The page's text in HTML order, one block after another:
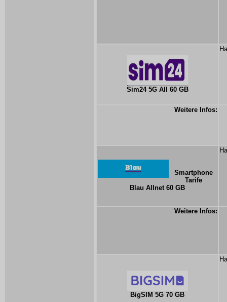
Sim24 5G All 60 GB
Weitere Infos:
Smartphone
Tarife
Blau Allnet 60 GB
Weitere Infos:
BigSIM 5G 70 GB